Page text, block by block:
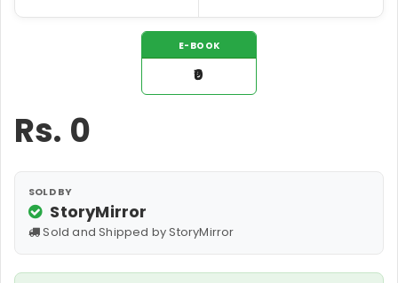
E-BOOK
₹0
Rs. 0
SOLD BY
StoryMirror
Sold and Shipped by StoryMirror